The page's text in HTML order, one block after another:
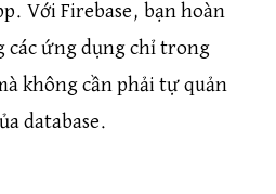
Với Firebase, bạn hoàn
các ứng dụng chỉ trong
không cần phải tự quản
database.